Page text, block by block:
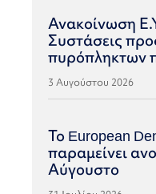
Ανακοίνωση
Συστάσεις
πυρόπληκτων
3 Αυγούστου 2026
Το European
παραμείνει
Αύγουστο